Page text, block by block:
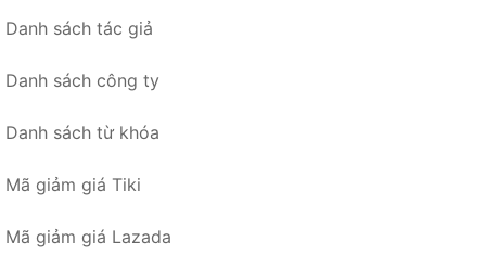
Danh sách tác giả
Danh sách công ty
Danh sách từ khóa
Mã giảm giá Tiki
Mã giảm giá Lazada